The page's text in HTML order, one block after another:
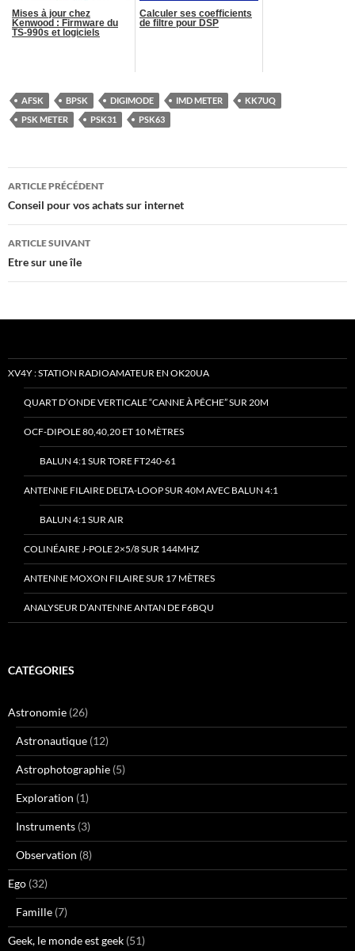
Mises à jour chez
Kenwood : Firmware du
TS-990s et logiciels
Calculer ses coefficients
de filtre pour DSP
AFSK BPSK DIGIMODE IMD METER
KK7UQ
PSK METER
PSK31 PSK63
Navigation
des
articles
ARTICLE PRÉCÉDENT
Conseil pour vos achats sur internet
ARTICLE SUIVANT
Etre sur une île
XV4Y : STATION RADIOAMATEUR EN OK20UA
QUART D’ONDE VERTICALE “CANNE À PÊCHE” SUR 20M
OCF-DIPOLE 80,40,20 ET 10 MÈTRES
BALUN 4:1 SUR TORE FT240-61
ANTENNE FILAIRE DELTA-LOOP SUR 40M AVEC BALUN 4:1
BALUN 4:1 SUR AIR
COLINÉAIRE J-POLE 2×5/8 SUR 144MHZ
ANTENNE MOXON FILAIRE SUR 17 MÈTRES
ANALYSEUR D’ANTENNE ANTAN DE F6BQU
CATÉGORIES
Astronomie (26)
Astronautique (12)
Astrophotographie (5)
Exploration (1)
Instruments (3)
Observation (8)
Ego (32)
Famille (7)
Geek, le monde est geek (51)